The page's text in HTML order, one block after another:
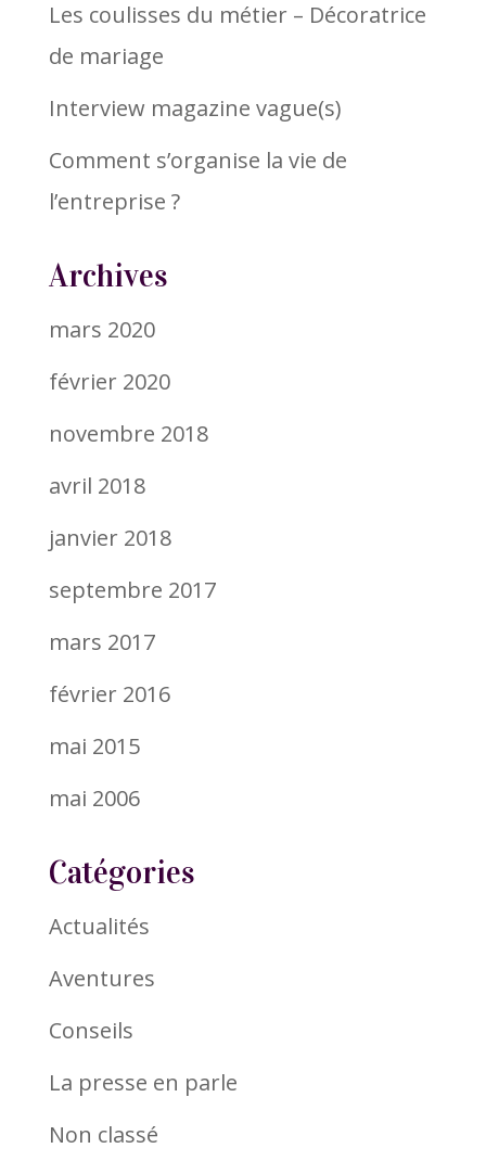
Les coulisses du métier – Décoratrice
de mariage
Interview magazine vague(s)
Comment s’organise la vie de
l’entreprise ?
Archives
mars 2020
février 2020
novembre 2018
avril 2018
janvier 2018
septembre 2017
mars 2017
février 2016
mai 2015
mai 2006
Catégories
Actualités
Aventures
Conseils
La presse en parle
Non classé